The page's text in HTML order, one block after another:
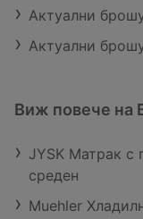
Актуални
Актуални
Виж повече на
JYSK Матрак с
среден
Muehler